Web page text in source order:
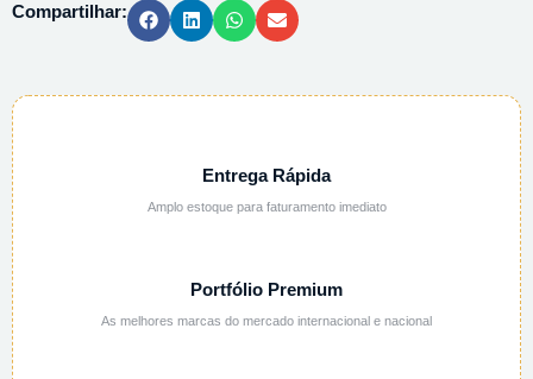
24X38CM
quantidade
Compartilhar:
Entrega Rápida
Amplo estoque para faturamento imediato
Portfólio Premium
As melhores marcas do mercado internacional e nacional